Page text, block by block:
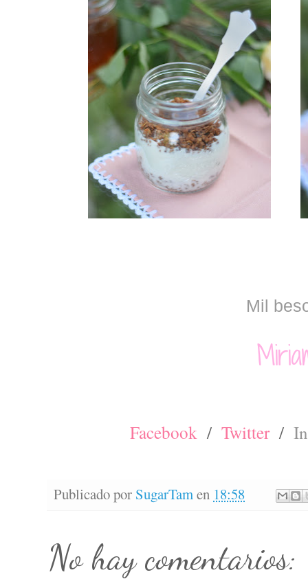
Mil
Facebook / Twitter /
Publicado por SugarTamen 18:58
No hay comentarios: